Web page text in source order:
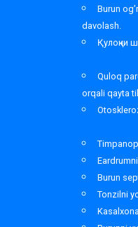
Burun
davolash.
Қулоқни
Quloq
orqali qayta
Burun
Tonzilni